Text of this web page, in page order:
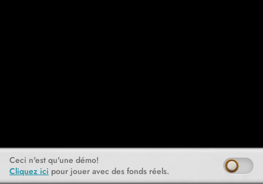
Ceci n'est qu'une démo!
Cliquez ici pour jouer avec des fonds réels.